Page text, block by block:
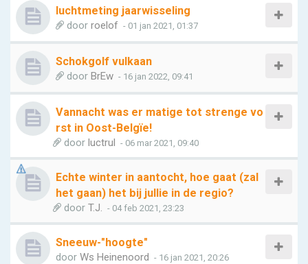
luchtmeting jaarwisseling
door roelof - 01 jan 2021, 01:37
Schokgolf vulkaan
door BrEw - 16 jan 2022, 09:41
Vannacht was er matige tot strenge vo
rst in Oost-Belgïe!
door luctrul - 06 mar 2021, 09:40
Echte winter in aantocht, hoe gaat (zal
het gaan) het bij jullie in de regio?
door T.J. - 04 feb 2021, 23:23
Sneeuw-"hoogte"
door Ws Heinenoord - 16 jan 2021, 20:26